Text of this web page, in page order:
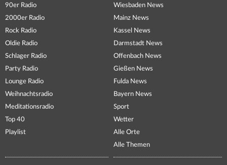
90er Radio
2000er Radio
Rock Radio
Oldie Radio
Schlager Radio
Party Radio
Lounge Radio
Weihnachtsradio
Meditationsradio
Top 40
Playlist
Wiesbaden News
Mainz News
Kassel News
Darmstadt News
Offenbach News
Gießen News
Fulda News
Bayern News
Sport
Wetter
Alle Orte
Alle Themen